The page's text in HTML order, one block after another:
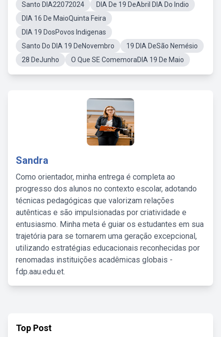
Santo DIA22072024
DIA De 19 DeAbril DIA Do Indio
DIA 16 De MaioQuinta Feira
DIA 19 DosPovos Indigenas
Santo Do DIA 19 DeNovembro
19 DIA DeSão Nemésio
28 DeJunho
O Que SE ComemoraDIA 19 De Maio
Sandra
Como orientador, minha entrega é completa ao
progresso dos alunos no contexto escolar, adotando
técnicas pedagógicas que valorizam relações
autênticas e são impulsionadas por criatividade e
entusiasmo. Minha meta é guiar os estudantes em sua
trajetória para se tornarem uma geração excepcional,
utilizando estratégias educacionais reconhecidas por
renomadas instituições acadêmicas globais -
fdp.aau.edu.et.
Top Post